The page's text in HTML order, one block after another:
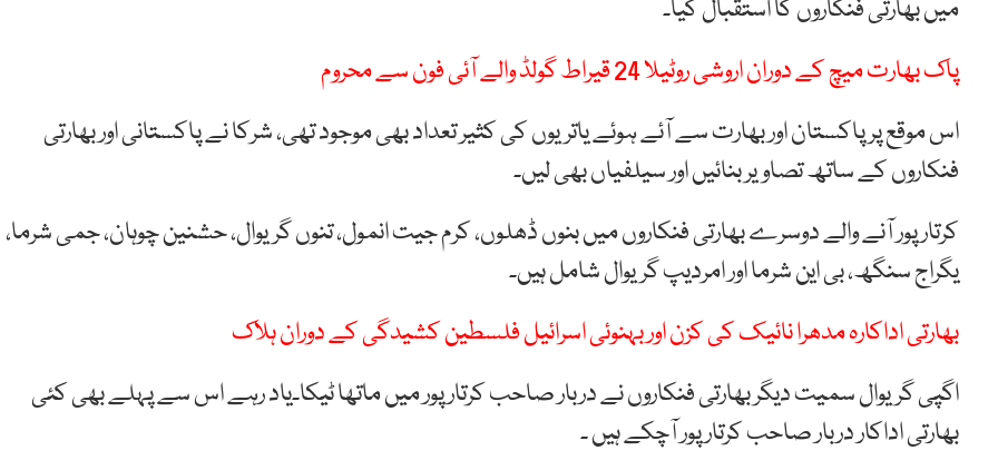
میں بھارتی فنکاروں کا استقبال کیا۔
پاک بھارت میچ کے دوران اروشی روٹیلا 24 قیراط گولڈ والے آئی فون سے محروم
اس موقع پر پاکستان اور بھارت سے آئے ہوئے یاتریوں کی کثیر تعداد بھی موجود تھی، شرکا نے پاکستانی اور بھارتی
فنکاروں کے ساتھ تصاویر بنائیں اور سیلفیاں بھی لیں۔
کرتارپور آنے والے دوسرے بھارتی فنکاروں میں بنوں ڈھلوں، کرم جیت انمول، تنوں گریوال، حشنین چوہان، جمی شرما،
یگراج سنگھ، بی این شرما اور امردیپ گریوال شامل ہیں۔
بھارتی اداکارہ مدھرا نائیک کی کزن اور بہنوئی اسرائیل فلسطین کشیدگی کے دوران ہلاک
اگپی گریوال سمیت دیگر بھارتی فنکاروں نے دربار صاحب کرتارپور میں ماتھا ٹیکا۔یاد رہے اس سے پہلے بھی کئی
بھارتی اداکار دربار صاحب کرتار پور آچکے ہیں ۔